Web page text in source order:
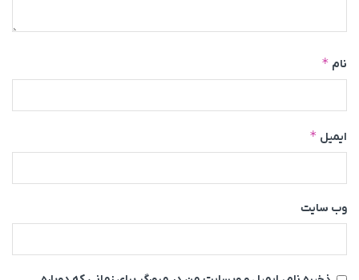
نام *
ایمیل *
وب‌ سایت